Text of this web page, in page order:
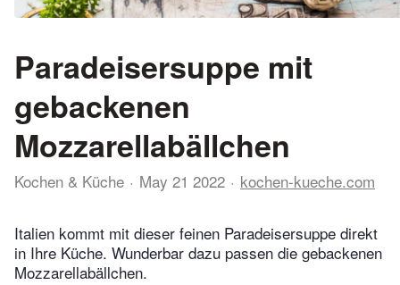
Paradeisersuppe mit
gebackenen
Mozzarellabällchen
Kochen & Küche May 21 2022 kochen-kueche.com
Italien kommt mit dieser feinen Paradeisersuppe direkt
in Ihre Küche. Wunderbar dazu passen die gebackenen
Mozzarellabällchen.